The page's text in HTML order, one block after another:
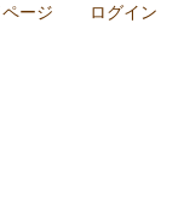
ージ ログイン